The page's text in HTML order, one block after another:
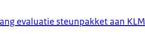
evaluatie steunpakket aan KLM